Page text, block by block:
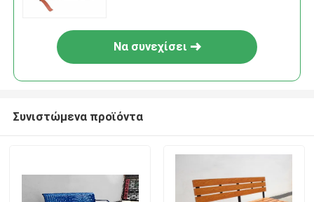
Να συνεχίσει
Συνιστώμενα προϊόντα